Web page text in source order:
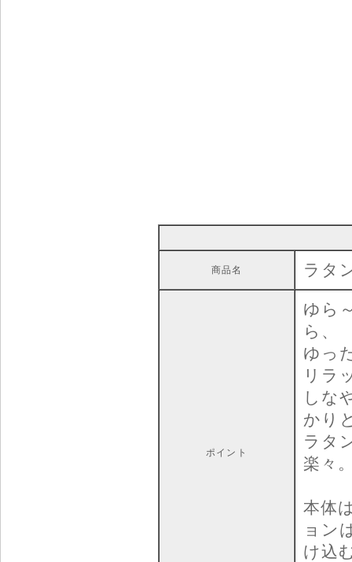
商品名 ラタ
ポイント
ゆら
ら、
ゆっ
リラ
しな
かり
ラタ
楽々
本体
ョン
け込